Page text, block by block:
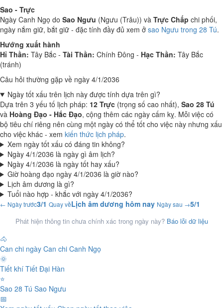
Sao - Trực
Ngày Canh Ngọ do Sao Ngưu (Ngưu (Trâu)) và Trực Chấp chi phối,
ngày nắm giữ, bắt giữ - đặc tính đầy đủ xem ở sao Ngưu trong 28 Tú.
Hướng xuất hành
Hỉ Thần: Tây Bắc - Tài Thần: Chính Đông - Hạc Thần: Tây Bắc
(tránh)
Câu hỏi thường gặp về ngày 4/1/2036
Ngày tốt xấu trên lịch này được tính dựa trên gì?
Dựa trên 3 yếu tố lịch pháp: 12 Trực (trọng số cao nhất), Sao 28 Tú
và Hoàng Đạo - Hắc Đạo, cộng thêm các ngày cấm kỵ. Mỗi việc có
bộ tiêu chí riêng nên cùng một ngày có thể tốt cho việc này nhưng xấu
cho việc khác - xem kiến thức lịch pháp.
Xem ngày tốt xấu có đáng tin không?
Ngày 4/1/2036 là ngày gì âm lịch?
Ngày 4/1/2036 là ngày tốt hay xấu?
Giờ hoàng đạo ngày 4/1/2036 là giờ nào?
Lịch âm dương là gì?
Tuổi nào hợp - khắc với ngày 4/1/2036?
← Ngày trước3/1 Quay vềLịch âm dương hôm nay Ngày sau →5/1
Phát hiện thông tin chưa chính xác trong ngày này? Báo lỗi dữ liệu
🐴
Can chi ngày Can chi Canh Ngọ
🌞
Tiết khí Tiết Đại Hàn
⭐
Sao 28 Tú Sao Ngưu
📅